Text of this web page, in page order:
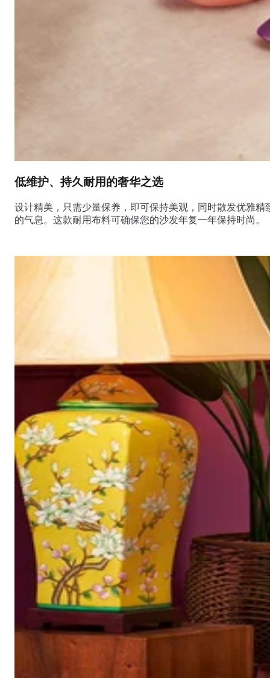
低维护、持久耐用的奢华之选
设计精美，只需少量保养，即可保持美观，同时散发优雅精
的气息。这款耐用布料可确保您的沙发年复一年保持时尚。